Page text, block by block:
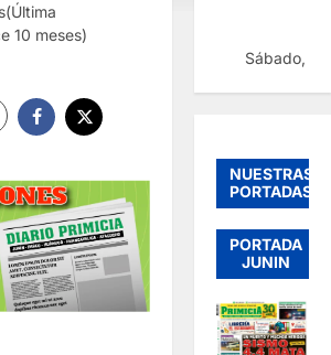
10 meses)
Sábado,
NUESTRAS
PORTADAS
PORTADA
JUNIN